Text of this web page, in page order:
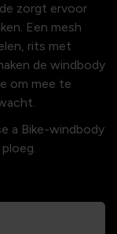
zorgt ervoor
Een mesh
rits met
de windbody
om mee te
a Bike-windbody